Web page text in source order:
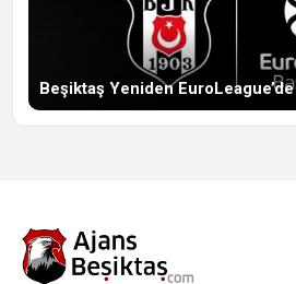
Beşiktaş Yeniden EuroLeague’de